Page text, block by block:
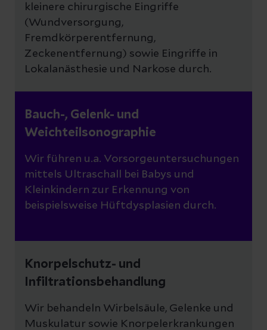
kleinere chirurgische Eingriffe
(Wundversorgung,
Fremdkörperentfernung,
Zeckenentfernung) sowie Eingriffe in
Lokalanästhesie und Narkose durch.
Bauch-, Gelenk- und
Weichteilsonographie
Wir führen u.a. Vorsorgeuntersuchungen
mittels Ultraschall bei Babys und
Kleinkindern zur Erkennung von
beispielsweise Hüftdysplasien durch.
Knorpelschutz- und
Infiltrationsbehandlung
Wir behandeln Wirbelsäule, Gelenke und
Muskulatur sowie Knorpelerkrankungen